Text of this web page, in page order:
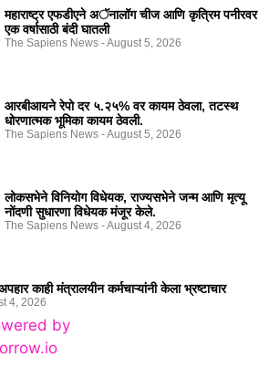
महाराष्ट्र एफडीएने अॅनालॉग चीज आणि कृत्रिम पनीरवर
एक वर्षासाठी बंदी घातली
The Sapiens News August 5, 2026
आरबीआयने रेपो दर ५.२५% वर कायम ठेवला, तटस्थ
धोरणात्मक भूमिका कायम ठेवली.
The Sapiens News August 5, 2026
लोकसभेने विनियोग विधेयक, राज्यसभेने जन्म आणि मृत्यू
नोंदणी सुधारणा विधेयक मंजूर केले.
The Sapiens News August 4, 2026
काही मंत्रालयीन कर्मचाऱ्यांनी केला भ्रष्टाचार
4, 2026